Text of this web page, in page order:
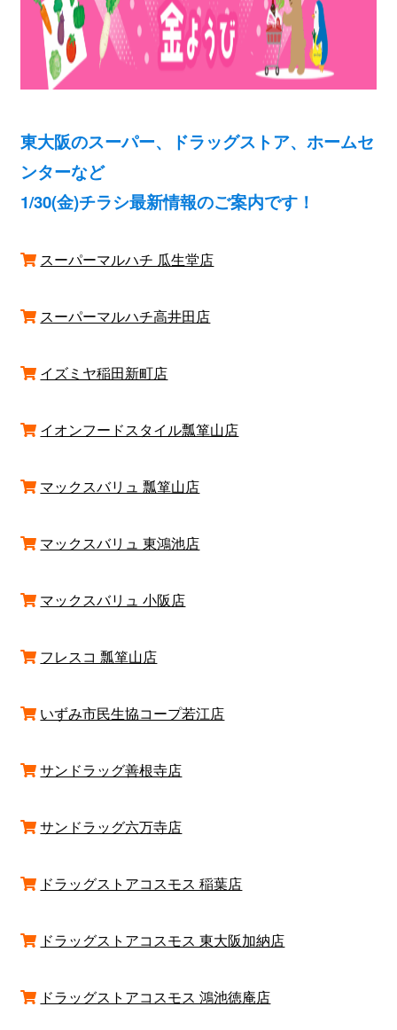
東大阪のスーパー、ドラッグストア、ホームセ
ンターなど
1/30(金)チラシ最新情報のご案内です！
スーパーマルハチ 瓜生堂店
スーパーマルハチ高井田店
イズミヤ稲田新町店
イオンフードスタイル瓢箪山店
マックスバリュ 瓢箪山店
マックスバリュ 東鴻池店
マックスバリュ 小阪店
フレスコ 瓢箪山店
いずみ市民生協コープ若江店
サンドラッグ善根寺店
サンドラッグ六万寺店
ドラッグストアコスモス 稲葉店
ドラッグストアコスモス 東大阪加納店
ドラッグストアコスモス 鴻池徳庵店